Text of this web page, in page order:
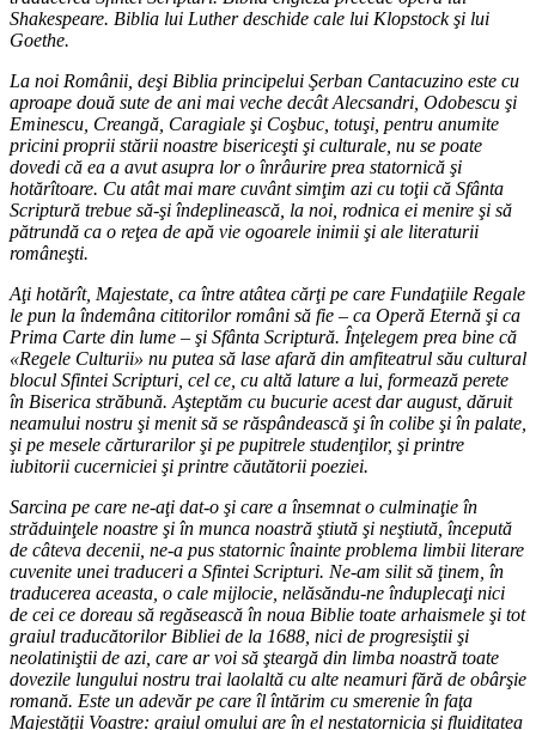
Shakespeare. Biblia lui Luther deschide cale lui Klopstock şi lui
Goethe.
La noi Românii, deşi Biblia principelui Şerban Cantacuzino este cu
aproape două sute de ani mai veche decât Alecsandri, Odobescu şi
Eminescu, Creangă, Caragiale şi Coşbuc, totuşi, pentru anumite
pricini proprii stării noastre bisericeşti şi culturale, nu se poate
dovedi că ea a avut asupra lor o înrâurire prea statornică şi
hotărîtoare. Cu atât mai mare cuvânt simţim azi cu toţii că Sfânta
Scriptură trebue să-şi îndeplinească, la noi, rodnica ei menire şi să
pătrundă ca o reţea de apă vie ogoarele inimii şi ale literaturii
româneşti.
Aţi hotărît, Majestate, ca între atâtea cărţi pe care Fundaţiile Regale
le pun la îndemâna cititorilor români să fie – ca Operă Eternă şi ca
Prima Carte din lume – şi Sfânta Scriptură. Înţelegem prea bine că
«Regele Culturii» nu putea să lase afară din amfiteatrul său cultural
blocul Sfintei Scripturi, cel ce, cu altă lature a lui, formează perete
în Biserica străbună. Aşteptăm cu bucurie acest dar august, dăruit
neamului nostru şi menit să se răspândească şi în colibe şi în palate,
şi pe mesele cărturarilor şi pe pupitrele studenţilor, şi printre
iubitorii cucerniciei şi printre căutătorii poeziei.
Sarcina pe care ne-aţi dat-o şi care a însemnat o culminaţie în
străduinţele noastre şi în munca noastră ştiută şi neştiută, începută
de câteva decenii, ne-a pus statornic înainte problema limbii literare
cuvenite unei traduceri a Sfintei Scripturi. Ne-am silit să ţinem, în
traducerea aceasta, o cale mijlocie, nelăsăndu-ne înduplecaţi nici
de cei ce doreau să regăsească în noua Biblie toate arhaismele şi tot
graiul traducătorilor Bibliei de la 1688, nici de progresiştii şi
neolatiniştii de azi, care ar voi să şteargă din limba noastră toate
dovezile lungului nostru trai laolaltă cu alte neamuri fără de obârşie
romană. Este un adevăr pe care îl întărim cu smerenie în faţa
Majestăţii Voastre: graiul omului are în el nestatornicia şi fluiditatea